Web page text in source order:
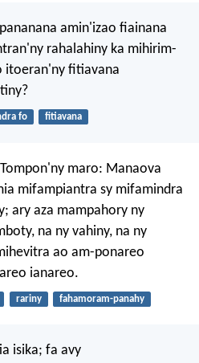
amin'izao fiainana
rahalahiny ka mihirim-
itoeran'ny fitiavana
fo fitiavana
maro: Manaova
mifampiantra sy mifamindra
ary aza mampahory ny
na ny vahiny, na ny
ao am-ponareo
ianareo.
rariny fahamoram-panahy
isika; fa avy